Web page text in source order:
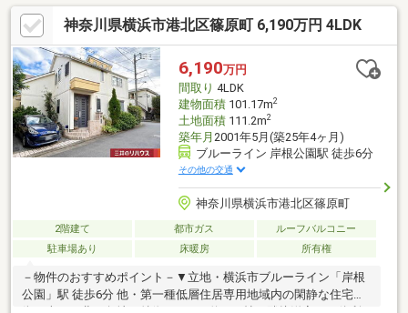
洗機付・弓型窓仕様の開放感ある洋室約17帖、洗面台付で客間や
セカンドリビングとしても利用可・駐車場2台分有(車種による)※
建築基準法に定める道路に接道していないため原則として建物の
建築・増築・改築不可建築審査会の同意を得て建築基準法43条2
項2号の許可を受けた場合には、建築物の建築・増築・改築可
神奈川県横浜市港北区篠原町 6,190万円 4LDK
6,190万円
間取り 4LDK
建物面積101.17m2
土地面積111.2m2
築年月 2001年5月(築25年4ヶ月)
ブルーライン 岸根公園駅 徒歩6分
その他の交通
神奈川県横浜市港北区篠原町
2階建て 都市ガス
ルーフバルコニー
駐車場あり
床暖房 所有権
－物件のおすすめポイント－▼立地・横浜市ブルーライン「岸根
公園」駅 徒歩6分 他・第一種低層住居専用地域内の閑静な住宅